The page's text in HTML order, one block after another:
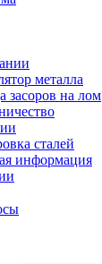
металла
засоров на лом
сталей
информация